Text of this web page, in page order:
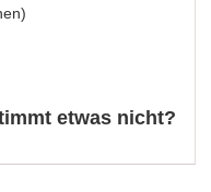
etwas nicht?